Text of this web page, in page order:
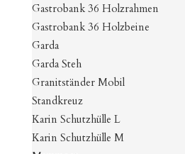
Gastrobank 36 Holzrahmen
Gastrobank 36 Holzbeine
Garda
Garda Steh
Granitständer Mobil
Standkreuz
Karin Schutzhülle L
Karin Schutzhülle M